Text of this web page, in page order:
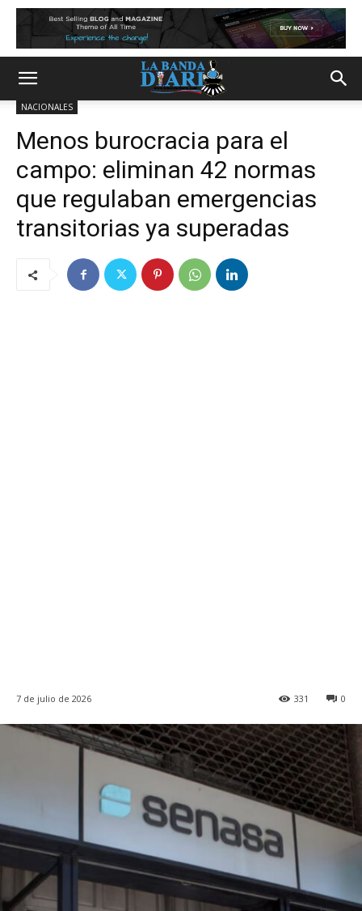
NACIONALES
Menos burocracia para el
campo: eliminan 42 normas
que regulaban emergencias
transitorias ya superadas
7 de julio de 2026 0
331